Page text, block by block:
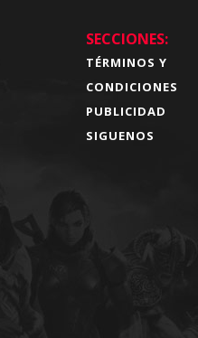
SECCIONES:
TÉRMINOS Y
CONDICIONES
PUBLICIDAD
SIGUENOS